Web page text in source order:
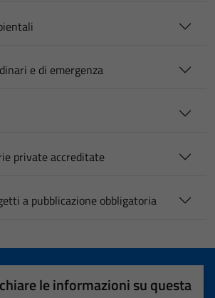
e di emergenza
private accreditate
a pubblicazione obbligatoria
le informazioni su questa